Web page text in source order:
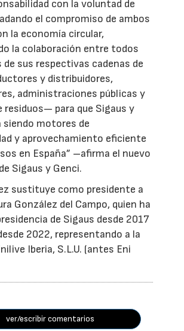
con la voluntad de
el compromiso de ambos
la economía circular,
la colaboración entre todos
sus respectivas cadenas de
y distribuidores,
administraciones públicas y
residuos— para que Sigaus y
siendo motores de
y aprovechamiento eficiente
en España” –afirma el nuevo
Sigaus y Genci.
sustituye como presidente a
González del Campo, quien ha
de Sigaus desde 2017
2022, representando a la
Iberia, S.L.U. (antes Eni
ver/escribir comentarios